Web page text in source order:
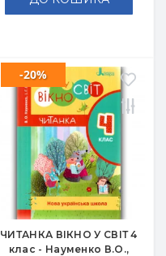
ЧИТАНКА ВІКНО У СВІТ 4
клас - Науменко В.О.,
-20%